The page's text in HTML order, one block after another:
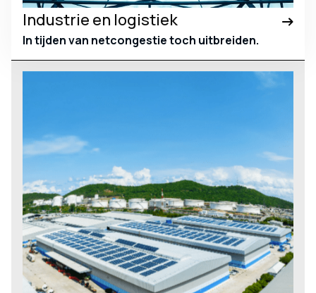
Industrie en logistiek
In tijden van netcongestie toch uitbreiden.